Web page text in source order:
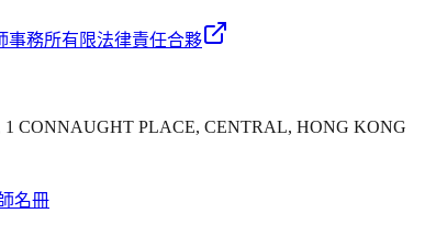
事務所有限法律責任合夥
1 CONNAUGHT PLACE, CENTRAL, HONG KONG
名冊